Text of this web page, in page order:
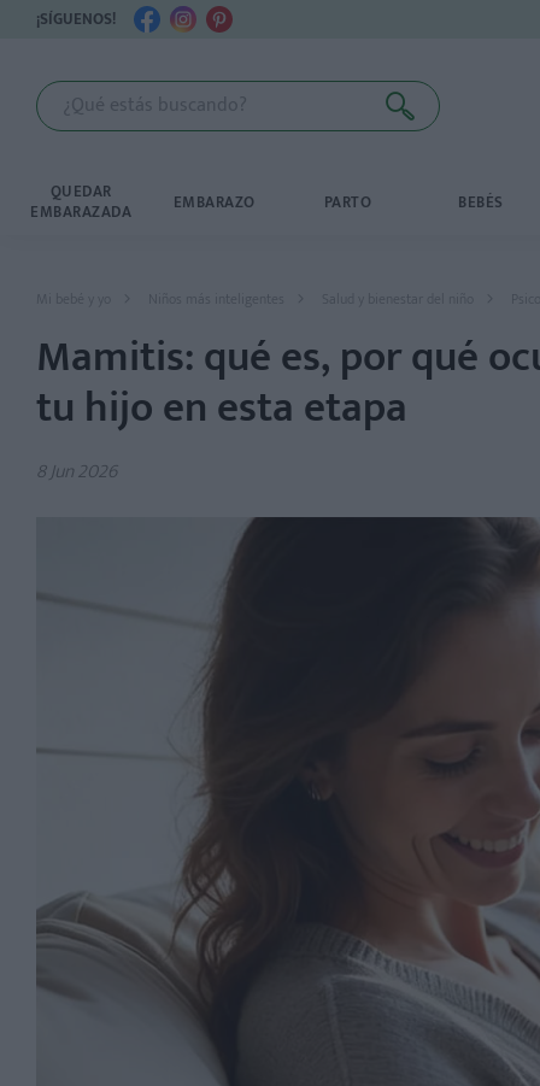
¡SÍGUENOS!
QUEDAR
EMBARAZADA EMBARAZO PARTO BEBÉS
Mi bebé y yo Niños más inteligentes Salud y bienestar del niño
Mamitis: qué es, por qué
tu hijo en esta etapa
8 Jun 2026